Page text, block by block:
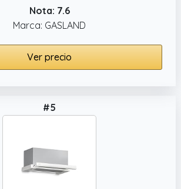
Nota: 7.6
Marca: GASLAND
Ver precio
#5